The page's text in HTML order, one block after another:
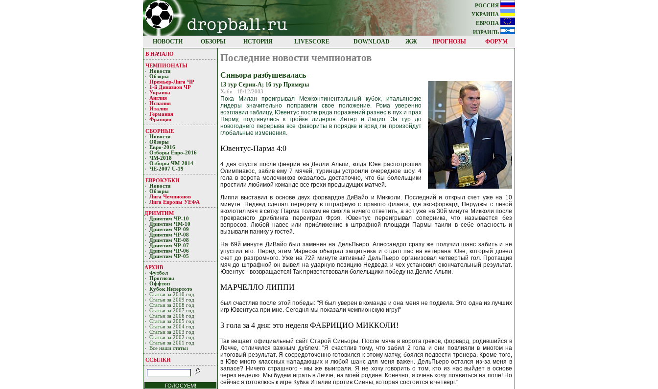
РОССИЯ
УКРАИНА
ЕВРОПА
ИЗРАИЛЬ
НОВОСТИ ОБЗОРЫ ИСТОРИЯ LIVESCORE DOWNLOAD ЖЖ ПРОГНОЗЫ ФОРУМ
В НАЧАЛО
ЧЕМПИОНАТЫ
Новости
Обзоры
Премьер-Лигa ЧР
1-й Дивизион ЧР
Украина
Англия
Испания
Италия
Германия
Франция
СБОРНЫЕ
Новости
Обзоры
Евро-2016
Отборы Евро-2016
ЧМ-2018
Отборы ЧМ-2014
ЧЕ-2007 U-19
ЕВРОКУБКИ
Новости
Обзоры
Лигa Чемпиoнoв
Лига Европы УЕФA
ДРИМТИМ
Дримтим ЧР-10
Дримтим ЧМ-10
Дримтим ЧР-09
Дримтим ЧР-08
Дримтим ЧЕ-08
Дримтим ЧР-07
Дримтим ЧР-06
Дримтим ЧР-05
АРХИВ
Футбол
Прогнозы
Оффтоп
Кубoк Интертoтo
Статьи за 2010 год
Статьи за 2009 год
Статьи за 2008 год
Статьи за 2007 год
Статьи за 2006 год
Статьи за 2005 год
Статьи за 2004 год
Статьи за 2003 год
Статьи за 2002 год
Статьи за 2001 год
Все наши статьи
ССЫЛКИ
ГОЛОСУЕМ!
Последние новости чемпионатов
Синьора разбушевалась
13 тур Серии-А; 16 тур Примеры
Хаби 18/12/2003
Пока Милан проигрывал Межконтинентальный кубок, итальянские
лидеры значительно поправили свое положение. Рома уверенно
возглавил таблицу, Ювентус после ряда поражений разнес в пух и прах
Парму, подтянулись к тройке лидеров Интер и Лацио. За тур до
новогоднего перерыва все фавориты в порядке и вряд ли произойдут
глобальные изменения.
Ювентус-Парма 4:0
4 дня спустя после феерии на Делли Альпи, когда Юве распотрошил
Олимпиакос, забив ему 7 мячей, туринцы устроили очередное шоу. 4
гола в ворота молочников оказалось достаточно, что бы болельщики
простили любимой команде все грехи предыдущих матчей.
Липпи выставил в основе двух форвардов ДиВайо и Микколи. Последний и открыл счет уже на 10
минуте. Недвед сделал передачу в штрафную с правого фланга, где экс-форвард Перуджы с левой
вколотил мяч в сетку. Парма толком не смогла ничего ответить, а вот уже на 30й минуте Микколи после
прекрасного дриблинга переиграл Фрэя. Ювентус переигрывал соперника, что называется без
вопросов. Любой навес или приближение к штрафной площади Пармы таили в себе опасность и
вызывали панику у гостей.
На 69й минуте ДиВайо был заменен на ДельПьеро. Алессандро сразу же получил шанс забить и не
упустил его. Перед этим Мареска обыграл защитника и отдал пас на ветерана Юве, который довел
счет до разгромного. Уже на 72й минуте активный ДельПьеро организовал четвертый гол. Протащив
мяч до штрафной он вывел на ударную позицию Недведа и чех установил окончательный результат.
Ювентус - возвращается! Так приветствовали болельщики победу на Делле Альпи.
МАРЧЕЛЛО ЛИППИ
был счастлив после этой победы: "Я был уверен в команде и она меня не подвела. Это одна из лучших
игр Ювентуса при мне. Сегодня мы показали чемпионскую игру!"
3 гола за 4 дня: это неделя ФАБРИЦИО МИККОЛИ!
Так вещает официальный сайт Старой Синьоры. После мяча в ворота греков, форвард, родившийся в
Лечче, отличился важным дублем: "Я счастлив тому, что забил 2 гола и они повлияли в многом на
итоговый результат. Я сосредоточенно готовился к этому матчу, боялся подвести тренера. Кроме того,
в Юве много классных нападающих и любой шанс для меня важен. ДельПьеро остался из-за меня в
запасе? Ничего страшного - мы же выиграли. Я не хочу говорить о том, кто из нас выйдет в основе
через неделю. Мы будем играть в Лечче, на моей родине. Конечно, я очень хочу появиться на поле! Но
сейчас я готовлюсь к игре Кубка Италии против Сиены, которая состоится в четверг."